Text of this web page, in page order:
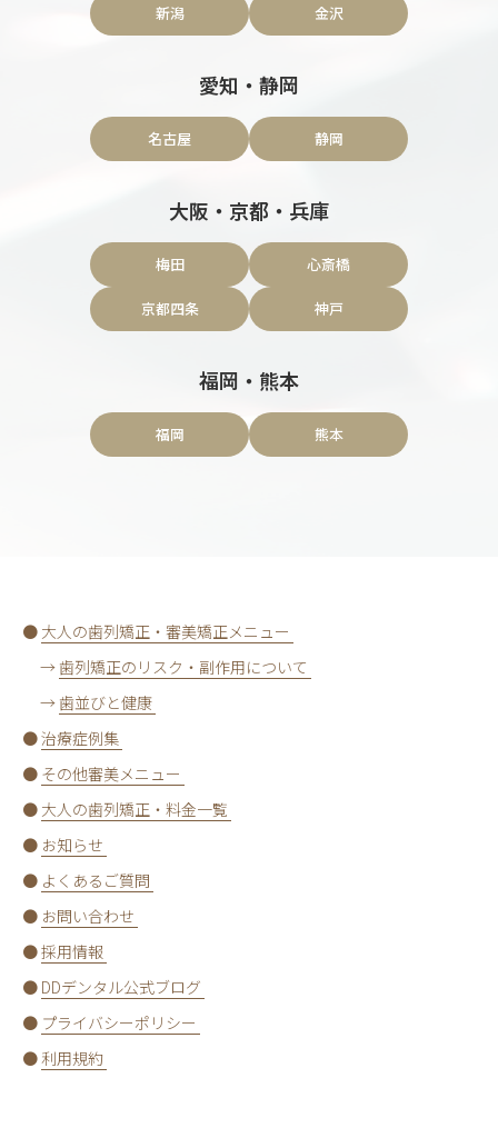
新潟 金沢
愛知・静岡
名古屋 静岡
大阪・京都・兵庫
梅田 心斎橋
京都四条 神戸
福岡・熊本
福岡 熊本
● 大人の歯列矯正・審美矯正メニュー
→ 歯列矯正のリスク・副作用について
→ 歯並びと健康
●治療症例集
● その他審美メニュー
● 大人の歯列矯正・料金一覧
● お知らせ
● よくあるご質問
● お問い合わせ
●採用情報
● DDデンタル公式ブログ
● プライバシーポリシー
●利用規約